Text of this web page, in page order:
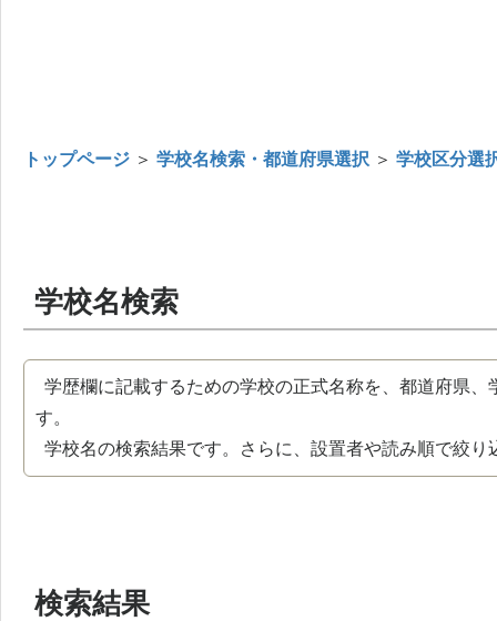
トップページ ＞ 学校名検索・都道府県選択 ＞ 学校区分選
学校名検索
学歴欄に記載するための学校の正式名称を、都道府県
す。
学校名の検索結果です。さらに、設置者や読み順で絞り
検索結果